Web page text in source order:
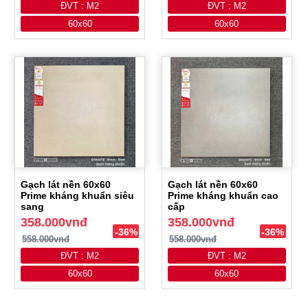
ĐVT : M2
60x60
ĐVT : M2
60x60
Gạch lát nền 60x60
Prime kháng khuẩn siêu
sang
358.000vnđ
558.000vnđ
-36%
ĐVT : M2
60x60
Gạch lát nền 60x60
Prime kháng khuẩn cao
cấp
358.000vnđ
558.000vnđ
-36%
ĐVT : M2
60x60